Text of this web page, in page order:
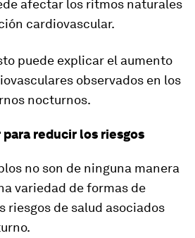
afectar los ritmos naturales
cardiovascular.
puede explicar el aumento
observados en los
nocturnos.
reducir los riesgos
no son de ninguna manera
variedad de formas de
riesgos de salud asociados